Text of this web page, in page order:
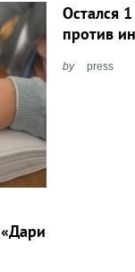
Остался
против
by press